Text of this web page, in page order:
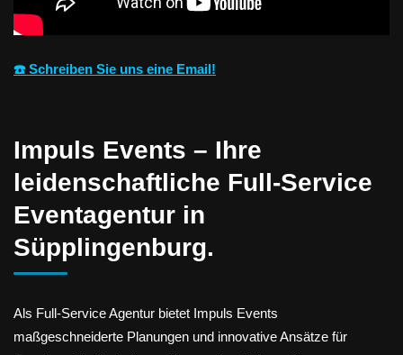
☎️ Schreiben Sie uns eine Email!
Impuls Events – Ihre
leidenschaftliche Full-Service
Eventagentur in
Süpplingenburg.
Als Full-Service Agentur bietet Impuls Events
maßgeschneiderte Planungen und innovative Ansätze für